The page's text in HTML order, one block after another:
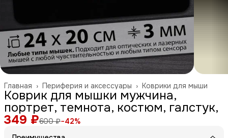
Коврики для мыши
Периферия и аксессуары ›
Главная ›
Коврик для мышки мужчина,
портрет, темнота, костюм, галстук,
349 ₽600 ₽−42%